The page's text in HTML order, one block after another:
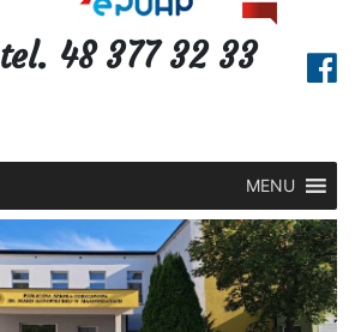
tel. 48 377 32 33
MENU